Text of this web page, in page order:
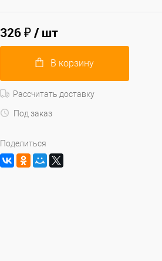
326 ₽/ шт
В корзину
Рассчитать доставку
Под заказ
Поделиться